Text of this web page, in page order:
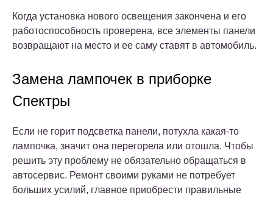
Когда установка нового освещения закончена и его
работоспособность проверена, все элементы панели
возвращают на место и ее саму ставят в автомобиль.
Замена лампочек в приборке
Спектры
Если не горит подсветка панели, потухла какая-то
лампочка, значит она перегорела или отошла. Чтобы
решить эту проблему не обязательно обращаться в
автосервис. Ремонт своими руками не потребует
больших усилий, главное приобрести правильные